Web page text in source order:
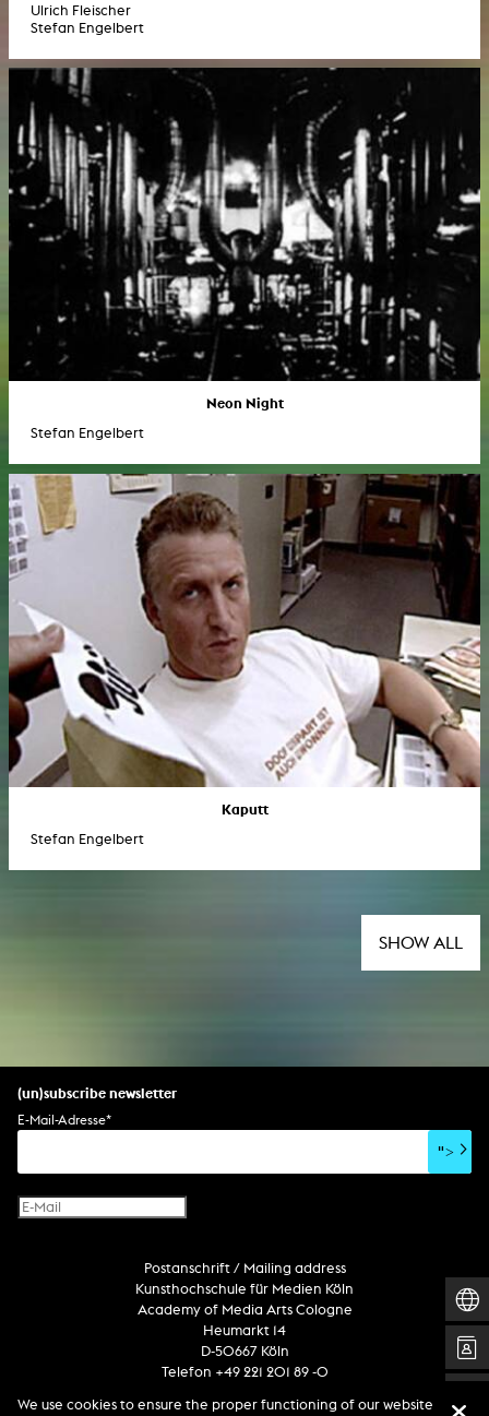
Ulrich Fleischer
Stefan Engelbert
Neon Night
Stefan Engelbert
Kaputt
Stefan Engelbert
SHOW ALL
(un)subscribe newsletter
E-Mail-Adresse*
">
Postanschrift / Mailing address
Kunsthochschule für Medien Köln
Academy of Media Arts Cologne
Heumarkt 14
D-50667 Köln
Telefon +49 221 201 89 -0
We use cookies to ensure the proper functioning of our website